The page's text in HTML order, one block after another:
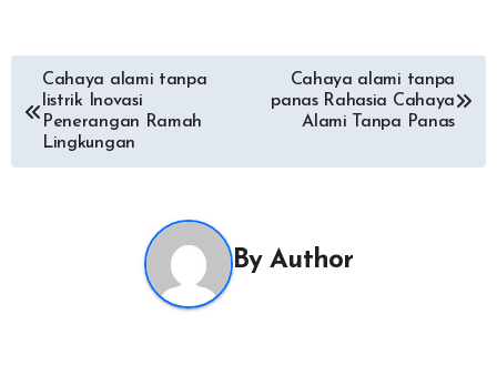
Navigasi
pos
Cahaya alami tanpa
listrik Inovasi
Penerangan Ramah
Lingkungan
Cahaya alami tanpa
panas Rahasia Cahaya
Alami Tanpa Panas
ByAuthor